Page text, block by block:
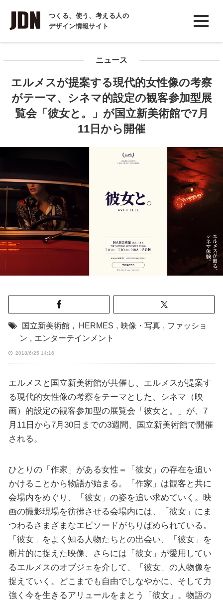
つくる、使う、考える人の
デザイン情報サイト
INTERVIEW
インタビュー
COLUMN
コラム
ニュース
エルメスが提案する現代的女性像の考察
がテーマ、シネマ的設定の観客参加型展
覧会「彼女と。」が国立新美術館で7月
11日から開催
国立新美術館 , HERMES , 映像・写真 , ファッショ
ン , エンターテインメント
2018/6/25 14:16
エルメスと国立新美術館が共催し、エルメスが提案す
る現代的女性像の考察をテーマとした、シネマ（映
画）的設定の観客参加型の展覧会「彼女と。」が、7
月11日から7月30日までの3週間、国立新美術館で開催
される。
ひとりの「作家」がある女性＝「彼女」の存在を追い
かけることから物語が始まる。「作家」は観客と共に
会場内をめぐり、「彼女」の姿を追い求めていく。映
画の撮影現場を彷彿させる会場内には、「彼女」にま
つわるさまざまなエピソードがちりばめられている。
「彼女」をよく知る人物たちとの出会い、「彼女」を
断片的に捉えた映像、さらには「彼女」が愛用してい
るエルメスのオブジェを介して、「彼女」の人物像を
捉えていく。どこまでも自由でしなやかに、そして力
強く今を生きるアリュールをまとう「彼女」。物語の